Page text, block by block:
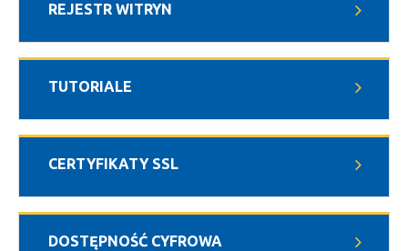
REJESTR WITRYN
TUTORIALE
CERTYFIKATY SSL
DOSTĘPNOŚĆ CYFROWA